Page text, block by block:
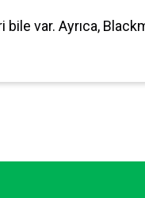
var. Ayrıca,